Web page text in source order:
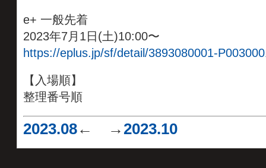
e+ 一般先着
2023年7月1日(土)10:00〜
https://eplus.jp/sf/detail/3893080001-
【入場順】
整理番号順
2023.08← →2023.10